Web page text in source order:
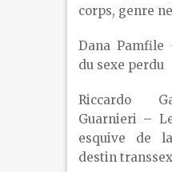
corps, genre
Dana Pamfile
du sexe perdu
Riccardo
Guarnieri –
esquive de
destin